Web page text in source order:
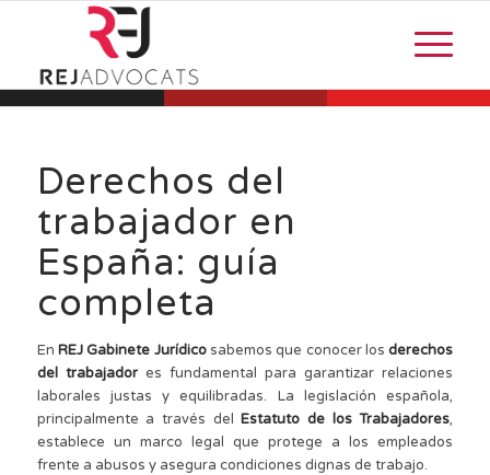
Derechos del
trabajador en
España: guía
completa
En REJ Gabinete Jurídicosabemos que conocer losderechos
del trabajadores fundamental para garantizar relaciones
laborales justas y equilibradas. La legislación española,
principalmente a través delEstatuto de los Trabajadores,
establece un marco legal que protege a los empleados
frente a abusos y asegura condiciones dignas de trabajo.